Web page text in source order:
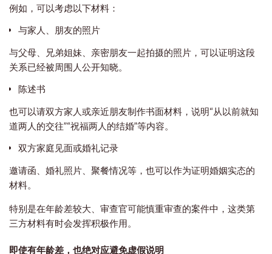
例如，可以考虑以下材料：
与家人、朋友的照片
与父母、兄弟姐妹、亲密朋友一起拍摄的照片，可以证明这段
关系已经被周围人公开知晓。
陈述书
也可以请双方家人或亲近朋友制作书面材料，说明“从以前就知
道两人的交往”“祝福两人的结婚”等内容。
双方家庭见面或婚礼记录
邀请函、婚礼照片、聚餐情况等，也可以作为证明婚姻实态的
材料。
特别是在年龄差较大、审查官可能慎重审查的案件中，这类第
三方材料有时会发挥积极作用。
即使有年龄差，也绝对应避免虚假说明